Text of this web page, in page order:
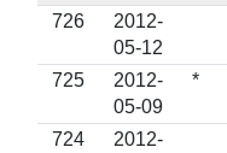
726
2012-
05-12
725
2012-
05-09
*
724
2012-